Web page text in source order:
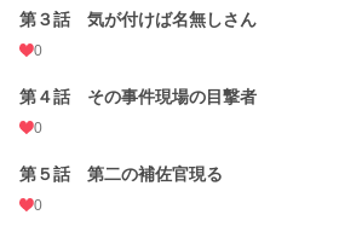
年間ポイント 3,416 pt (54,536 位)
第３話 気が付けば名無しさん
0
第４話 その事件現場の目撃者
0
第５話 第二の補佐官現る
0